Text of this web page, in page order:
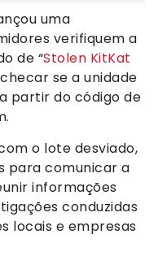
uma
verifiquem a
de “Stolen KitKat
se a unidade
partir do código de
o lote desviado,
para comunicar a
informações
conduzidas
locais e empresas